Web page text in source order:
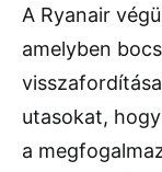
A Ryanair
amelyben
utasokat,
a